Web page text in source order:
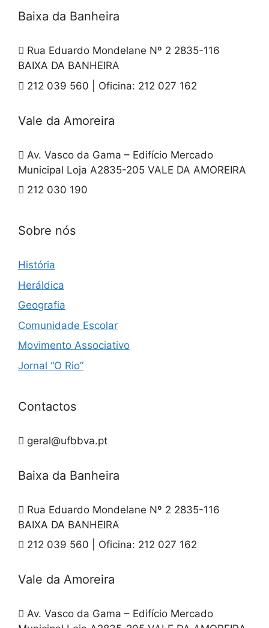
Baixa da Banheira
Rua Eduardo Mondelane Nº 2 2835-116
BAIXA DA BANHEIRA
212 039 560 | Oficina: 212 027 162
Vale da Amoreira
Av. Vasco da Gama – Edifício Mercado
Municipal Loja A2835-205 VALE DA AMOREIRA
212 030 190
Sobre nós
História
Heráldica
Geografia
Comunidade Escolar
Movimento Associativo
Jornal “O Rio”
Contactos
geral@ufbbva.pt
Baixa da Banheira
Rua Eduardo Mondelane Nº 2 2835-116
BAIXA DA BANHEIRA
212 039 560 | Oficina: 212 027 162
Vale da Amoreira
Av. Vasco da Gama – Edifício Mercado